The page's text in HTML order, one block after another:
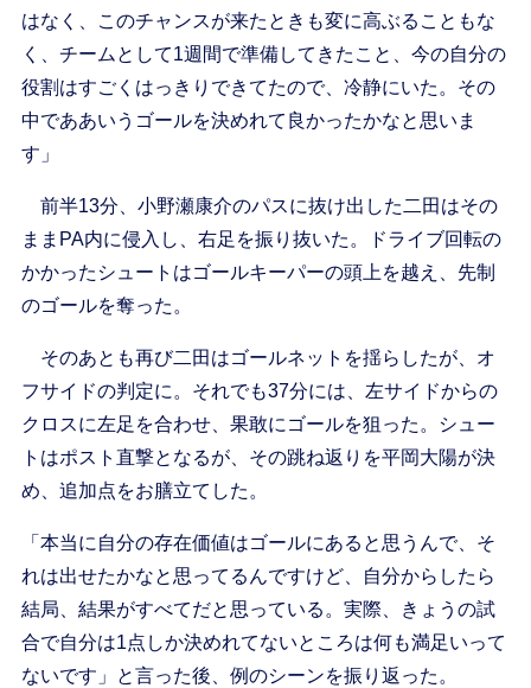
はなく、このチャンスが来たときも変に高ぶることもな
く、チームとして1週間で準備してきたこと、今の自分の
役割はすごくはっきりできてたので、冷静にいた。その
中でああいうゴールを決めれて良かったかなと思いま
す」
前半13分、小野瀬康介のパスに抜け出した二田はその
ままPA内に侵入し、右足を振り抜いた。ドライブ回転の
かかったシュートはゴールキーパーの頭上を越え、先制
のゴールを奪った。
そのあとも再び二田はゴールネットを揺らしたが、オ
フサイドの判定に。それでも37分には、左サイドからの
クロスに左足を合わせ、果敢にゴールを狙った。シュー
トはポスト直撃となるが、その跳ね返りを平岡大陽が決
め、追加点をお膳立てした。
「本当に自分の存在価値はゴールにあると思うんで、そ
れは出せたかなと思ってるんですけど、自分からしたら
結局、結果がすべてだと思っている。実際、きょうの試
合で自分は1点しか決めれてないところは何も満足いって
ないです」と言った後、例のシーンを振り返った。